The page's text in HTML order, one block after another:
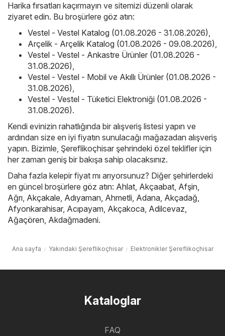
Harika fırsatları kaçırmayın ve sitemizi düzenli olarak
ziyaret edin. Bu broşürlere göz atın:
Vestel - Vestel Katalog (01.08.2026 - 31.08.2026),
Arçelik - Arçelik Katalog (01.08.2026 - 09.08.2026),
Vestel - Vestel - Ankastre Ürünler (01.08.2026 -
31.08.2026),
Vestel - Vestel - Mobil ve Akıllı Ürünler (01.08.2026 -
31.08.2026),
Vestel - Vestel - Tüketici Elektroniği (01.08.2026 -
31.08.2026).
Kendi evinizin rahatlığında bir alışveriş listesi yapın ve
ardından size en iyi fiyatın sunulacağı mağazadan alışveriş
yapın. Bizimle, Şereflikoçhisar şehrindeki özel teklifler için
her zaman geniş bir bakışa sahip olacaksınız.
Daha fazla kelepir fiyat mı arıyorsunuz? Diğer şehirlerdeki
en güncel broşürlere göz atın: Ahlat, Akçaabat, Afşin,
Ağrı, Akçakale, Adıyaman, Ahmetli, Adana, Akçadağ,
Afyonkarahisar, Acıpayam, Akçakoca, Adilcevaz,
Ağaçören, Akdağmadeni.
Ana sayfa Yakındaki Şereflikoçhisar Elektronikler Şereflikoçhisar
Kataloglar
FAQ